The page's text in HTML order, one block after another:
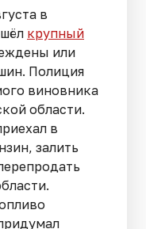
в
крупный
или
Полиция
виновника
области.
в
залить